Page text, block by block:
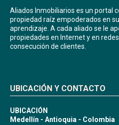
Aliados Inmobiliarios es un portal
propiedad raíz empoderados en
aprendizaje. A cada aliado se le
propiedades en Internet y en
consecución de clientes.
UBICACIÓN Y CONTACTO
UBICACIÓN
Medellín - Antioquia - Colombia